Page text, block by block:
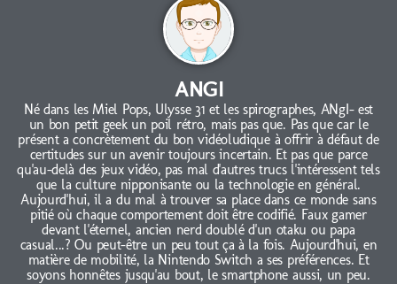
ANGI
Né dans les Miel Pops, Ulysse 31 et les spirographes, ANgI- est
un bon petit geek un poil rétro, mais pas que. Pas que car le
présent a concrètement du bon vidéoludique à offrir à défaut de
certitudes sur un avenir toujours incertain. Et pas que parce
qu'au-delà des jeux vidéo, pas mal d'autres trucs l'intéressent tels
que la culture nipponisante ou la technologie en général.
Aujourd'hui, il a du mal à trouver sa place dans ce monde sans
pitié où chaque comportement doit être codifié. Faux gamer
devant l'éternel, ancien nerd doublé d'un otaku ou papa
casual...? Ou peut-être un peu tout ça à la fois. Aujourd'hui, en
matière de mobilité, la Nintendo Switch a ses préférences. Et
soyons honnêtes jusqu'au bout, le smartphone aussi, un peu.